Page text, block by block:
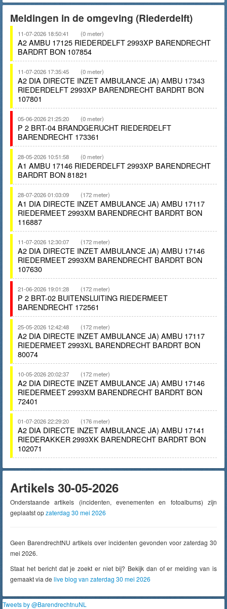
Meldingen in de omgeving (Riederdelft)
11-07-2026 18:50:41 (0 meter)
A2 AMBU 17125 RIEDERDELFT 2993XP BARENDRECHT
BARDRT BON 107854
11-07-2026 17:35:45 (0 meter)
A2 DIA DIRECTE INZET AMBULANCE JA) AMBU 17343
RIEDERDELFT 2993XP BARENDRECHT BARDRT BON
107801
05-06-2026 21:25:20 (0 meter)
P 2 BRT-04 BRANDGERUCHT RIEDERDELFT
BARENDRECHT 173361
28-05-2026 10:51:58 (0 meter)
A1 AMBU 17146 RIEDERDELFT 2993XP BARENDRECHT
BARDRT BON 81821
28-07-2026 01:03:09 (172 meter)
A1 DIA DIRECTE INZET AMBULANCE JA) AMBU 17117
RIEDERMEET 2993XM BARENDRECHT BARDRT BON
116887
11-07-2026 12:30:07 (172 meter)
A2 DIA DIRECTE INZET AMBULANCE JA) AMBU 17146
RIEDERMEET 2993XM BARENDRECHT BARDRT BON
107630
21-06-2026 19:01:28 (172 meter)
P 2 BRT-02 BUITENSLUITING RIEDERMEET
BARENDRECHT 172561
25-05-2026 12:42:48 (172 meter)
A2 DIA DIRECTE INZET AMBULANCE JA) AMBU 17117
RIEDERMEET 2993XL BARENDRECHT BARDRT BON
80074
10-05-2026 20:02:37 (172 meter)
A2 DIA DIRECTE INZET AMBULANCE JA) AMBU 17146
RIEDERMEET 2993XM BARENDRECHT BARDRT BON
72401
01-07-2026 22:29:20 (176 meter)
A2 DIA DIRECTE INZET AMBULANCE JA) AMBU 17141
RIEDERAKKER 2993XK BARENDRECHT BARDRT BON
102071
Artikels 30-05-2026
Onderstaande artikels (incidenten, evenementen en fotoalbums) zijn
geplaatst opzaterdag 30 mei 2026
Geen BarendrechtNU artikels over incidenten gevonden voor zaterdag 30
mei 2026.
Staat het bericht dat je zoekt er niet bij? Bekijk dan of er melding van is
gemaakt via de live blog van zaterdag 30 mei 2026
Tweets by @BarendrechtnuNL